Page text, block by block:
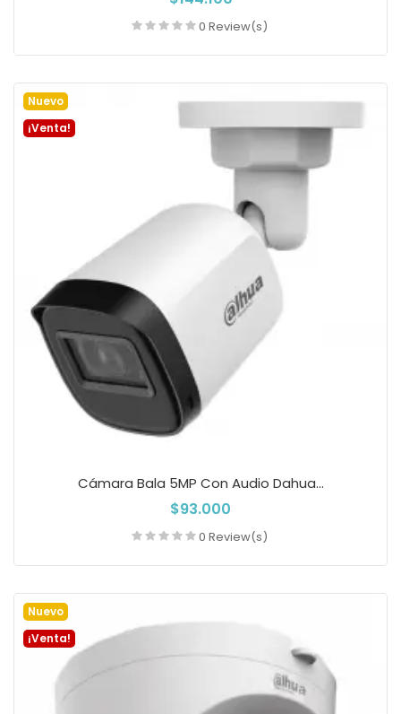
0 Review(s)
Nuevo
¡Venta!
Cámara Bala 5MP Con Audio Dahua...
$93.000
0 Review(s)
Nuevo
¡Venta!